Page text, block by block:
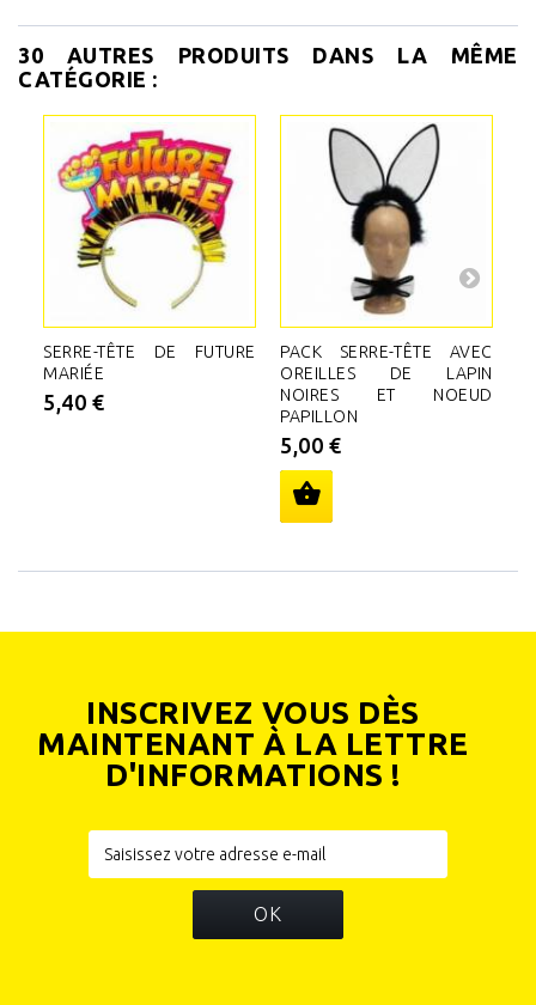
30 AUTRES PRODUITS DANS LA MÊME
CATÉGORIE :
SERRE-TÊTE DE FUTURE
MARIÉE
5,40 €
PACK SERRE-TÊTE AVEC
OREILLES DE LAPIN
NOIRES ET NOEUD
PAPILLON
5,00 €
INSCRIVEZ VOUS DÈS
MAINTENANT À LA LETTRE
D'INFORMATIONS !
OK